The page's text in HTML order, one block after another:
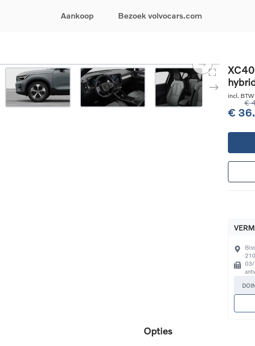
Aankoop
EX30
EX40
EC40
Elektrische auto's
Plug-inhybride auto's
Mild hybrid auto's
Bezoek volvocars.com
Stel uw wagen samen
Tijdelijke aanbiedingen
Gecertificeerde
Financieren
Verzekeringen
Boek een onderhoud
Onderhoud &
Overname van uw auto
24/7 Pechverhelping
incl. BTW
€
€
03/
Opties